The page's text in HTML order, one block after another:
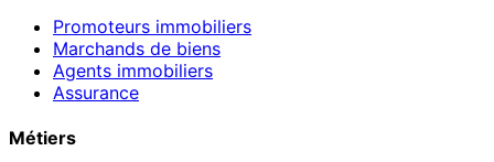
Promoteurs immobiliers
Marchands de biens
Agents immobiliers
Assurance
Métiers